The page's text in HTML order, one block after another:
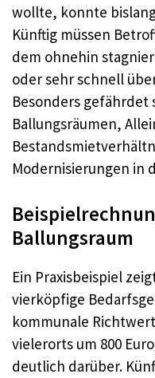
wollte, konnte
Künftig müssen
dem ohnehin
oder sehr schnell
Besonders gefährdet
Ballungsräumen,
Modernisierungen in
Ballungsraum
Ein Praxisbeispiel
vierköpfige
kommunale
vielerorts um 800
deutlich darüber.